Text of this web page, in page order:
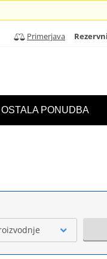
Primerjava
OSTALA PONUDBA